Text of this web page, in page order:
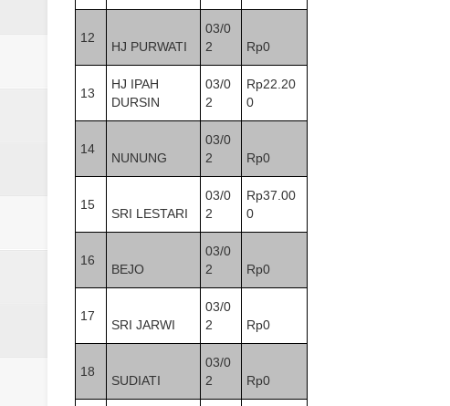
12
HJ PURWATI
03/0
2
Rp0
13
HJ IPAH
DURSIN
03/0
2
Rp22.20
0
14
NUNUNG
03/0
2
Rp0
15
SRI LESTARI
03/0
2
Rp37.00
0
16
BEJO
03/0
2
Rp0
17
SRI JARWI
03/0
2
Rp0
18
SUDIATI
03/0
2
Rp0